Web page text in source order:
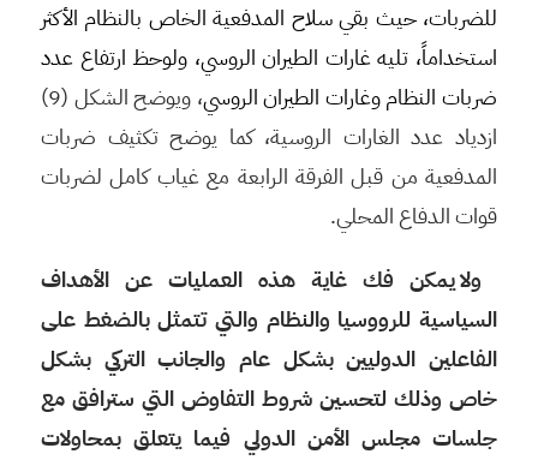
للضربات، حيث بقي سلاح المدفعية الخاص بالنظام الأكثر
استخداماً، تليه غارات الطيران الروسي، ولوحظ ارتفاع عدد
ضربات النظام وغارات الطيران الروسي
، ويوضح الشكل (9)
ازدياد عدد الغارات الروسية، كما يوضح تكثيف ضربات
المدفعية من قبل الفرقة الرابعة مع غياب كامل لضربات
قوات الدفاع المحلي.
ولا يمكن فك غاية هذه العمليات عن الأهداف
السياسية للرووسيا والنظام والتي تتمثل بالضغط على
الفاعلين الدوليين بشكل عام والجانب التركي بشكل
خاص وذلك لتحسين شروط التفاوض التي سترافق مع
جلسات مجلس الأمن الدولي فيما يتعلق بمحاولات